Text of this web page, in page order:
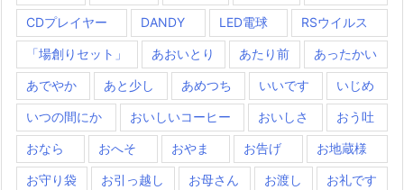
CDプレイヤー DANDY LED電球 RSウイルス
「場創りセット」 あおいとり あたり前 あったかい
あでやか あと少し あめつち いいです いじめ
いつの間にか おいしいコーヒー おいしさ おう吐
おなら おへそ おやま お告げ お地蔵様
お守り袋 お引っ越し お母さん お渡し お礼です